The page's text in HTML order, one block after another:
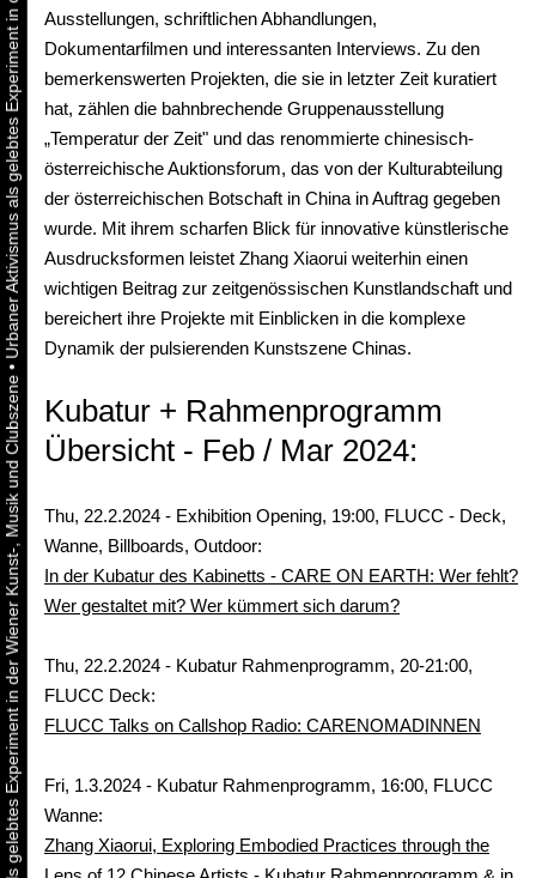
Urbaner Aktivismus als gelebtes Experiment in der Wiener Kunst-, Musik und Clubszene
•
Ausstellungen, schriftlichen Abhandlungen,
Dokumentarfilmen und interessanten Interviews. Zu den
bemerkenswerten Projekten, die sie in letzter Zeit kuratiert
hat, zählen die bahnbrechende Gruppenausstellung
„Temperatur der Zeit" und das renommierte chinesisch-
österreichische Auktionsforum, das von der Kulturabteilung
der österreichischen Botschaft in China in Auftrag gegeben
wurde. Mit ihrem scharfen Blick für innovative künstlerische
Ausdrucksformen leistet Zhang Xiaorui weiterhin einen
wichtigen Beitrag zur zeitgenössischen Kunstlandschaft und
bereichert ihre Projekte mit Einblicken in die komplexe
Dynamik der pulsierenden Kunstszene Chinas.
Kubatur + Rahmenprogramm
Übersicht - Feb / Mar 2024:
Thu, 22.2.2024 - Exhibition Opening, 19:00, FLUCC - Deck,
Wanne, Billboards, Outdoor:
In der Kubatur des Kabinetts - CARE ON EARTH: Wer fehlt?
Wer gestaltet mit? Wer kümmert sich darum?
Thu, 22.2.2024 - Kubatur Rahmenprogramm, 20-21:00,
FLUCC Deck:
FLUCC Talks on Callshop Radio: CARENOMADINNEN
Fri, 1.3.2024 - Kubatur Rahmenprogramm, 16:00, FLUCC
Wanne:
Zhang Xiaorui, Exploring Embodied Practices through the